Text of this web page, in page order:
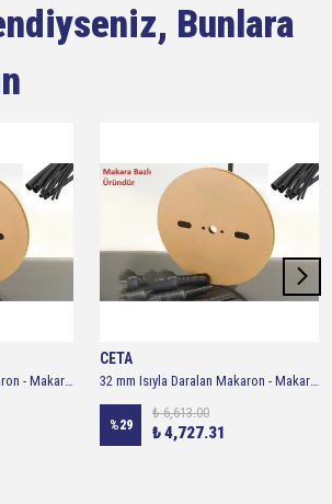
Bunlara
22 mm Isıyla Daralan Makaron - Makara 100 metre ( Siyah )
CETA
32 mm Isıyla Daralan Makaron - Makara 50 metre ( Siyah )
%29
₺ 6,613.00
₺ 4,727.31